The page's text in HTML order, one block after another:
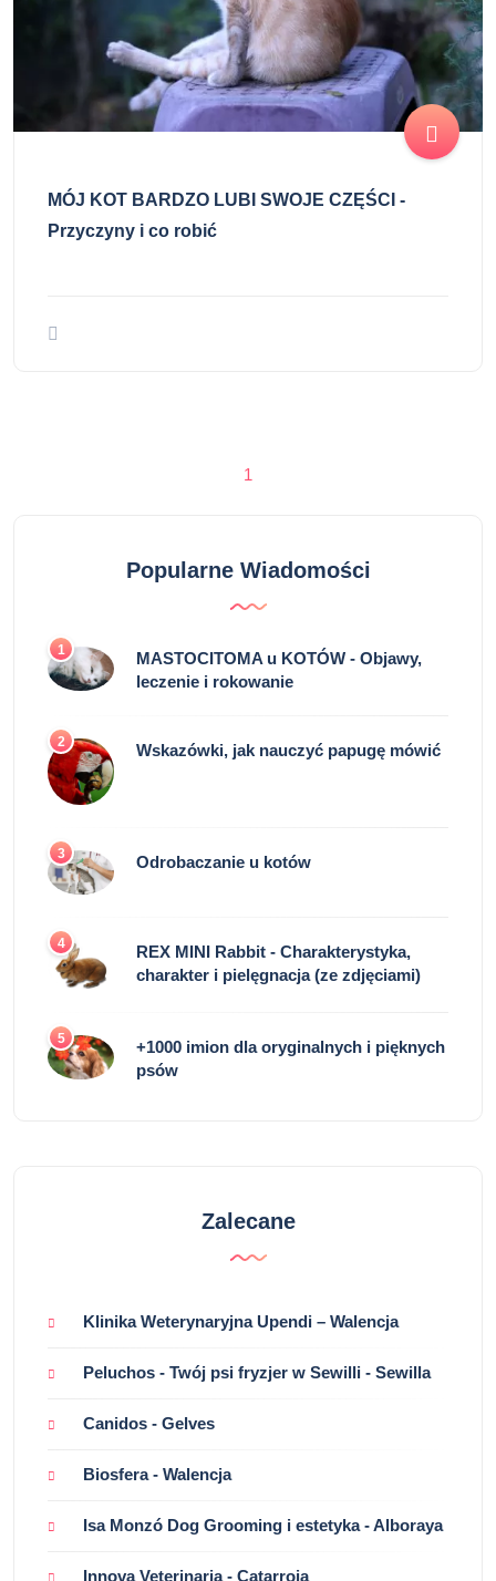
MÓJ KOT BARDZO LUBI SWOJE CZĘŚCI -
Przyczyny i co robić
1
Popularne Wiadomości
1
MASTOCITOMA u KOTÓW - Objawy,
leczenie i rokowanie
2 Wskazówki, jak nauczyć papugę mówić
3 Odrobaczanie u kotów
4
REX MINI Rabbit - Charakterystyka,
charakter i pielęgnacja (ze zdjęciami)
5
+1000 imion dla oryginalnych i pięknych
psów
Zalecane
Klinika Weterynaryjna Upendi – Walencja
Peluchos - Twój psi fryzjer w Sewilli - Sewilla
Canidos - Gelves
Biosfera - Walencja
Isa Monzó Dog Grooming i estetyka - Alboraya
Innova Veterinaria - Catarroja